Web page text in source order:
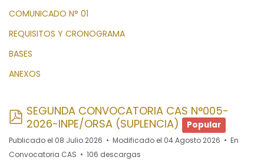
COMUNICADO N° 01
REQUISITOS Y CRONOGRAMA
BASES
ANEXOS
pdf
SEGUNDA CONVOCATORIA CAS N°005-
2026-INPE/ORSA (SUPLENCIA)
Popular
Publicado el 08 Julio 2026 Modificado el 04 Agosto 2026
En
Convocatoria CAS
106 descargas